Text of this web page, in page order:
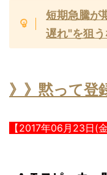
短期急騰が
遅れ"を狙
》》黙って登
【2017年06月23日(